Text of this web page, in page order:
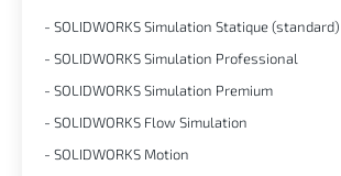
- SOLIDWORKS Simulation Statique (standard)
- SOLIDWORKS Simulation Professional
- SOLIDWORKS Simulation Premium
- SOLIDWORKS Flow Simulation
- SOLIDWORKS Motion